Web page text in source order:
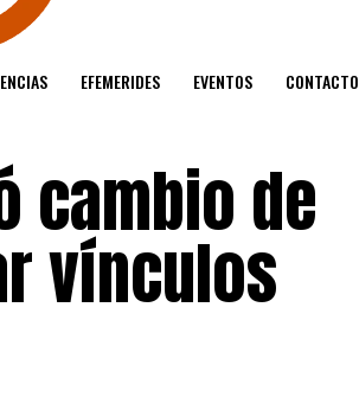
EFEMERIDES EVENTOS CONTACTO
cambio de
vínculos